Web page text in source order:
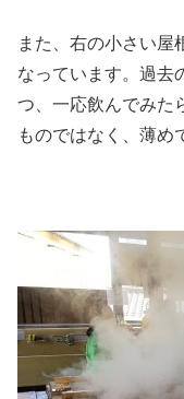
また、右の小さい屋
なっています。過去
つ、一応飲んでみた
ものではなく、薄め